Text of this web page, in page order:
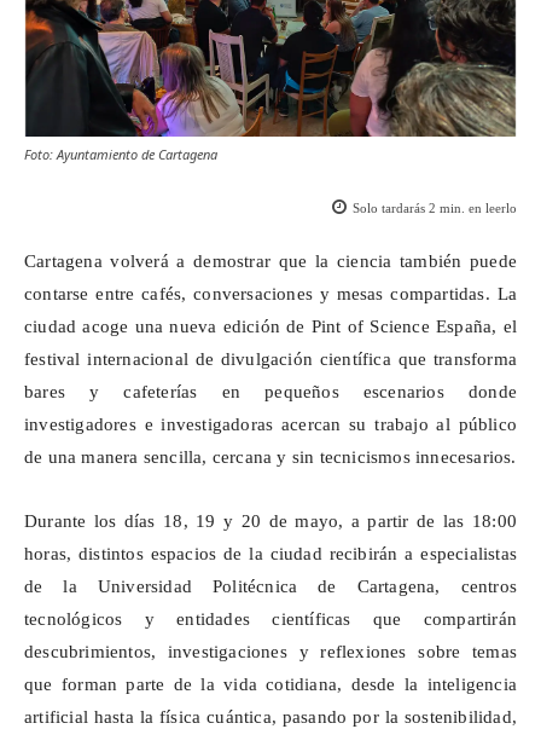
Foto: Ayuntamiento de Cartagena
Solo tardarás 2 min. en leerlo
Cartagena volverá a demostrar que la ciencia también puede
contarse entre cafés, conversaciones y mesas compartidas. La
ciudad acoge una nueva edición de Pint of Science España, el
festival internacional de divulgación científica que transforma
bares y cafeterías en pequeños escenarios donde
investigadores e investigadoras acercan su trabajo al público
de una manera sencilla, cercana y sin tecnicismos innecesarios.
Durante los días 18, 19 y 20 de mayo, a partir de las 18:00
horas, distintos espacios de la ciudad recibirán a especialistas
de la Universidad Politécnica de Cartagena, centros
tecnológicos y entidades científicas que compartirán
descubrimientos, investigaciones y reflexiones sobre temas
que forman parte de la vida cotidiana, desde la inteligencia
artificial hasta la física cuántica, pasando por la sostenibilidad,